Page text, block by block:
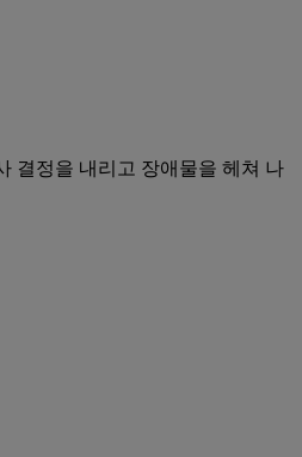
결정을 내리고 장애물을 헤쳐 나